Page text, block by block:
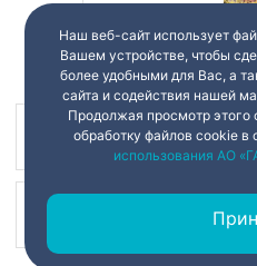
Наш канал в
Наш канал в
Наш веб-сайт использует
Вашем устройстве, чтобы
более удобными для Вас, а
сайта и содействия нашей
Продолжая просмотр этого
обработку файлов cookie в
использования АО